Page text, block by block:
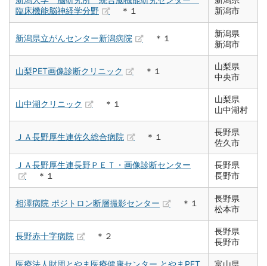
臨床機能脳神経学分野
＊１
新潟市
新潟県立がんセンター新潟病院 ＊１
新潟県
新潟市
山梨PET画像診断クリニック ＊１
山梨県
中央市
山中湖クリニック ＊１
山梨県
山中湖村
ＪＡ長野厚生連佐久総合病院 ＊１
長野県
佐久市
ＪＡ長野厚生連長野ＰＥＴ・画像診断センター
＊１
長野県
長野市
相澤病院 ポジトロン断層撮影センター ＊１
長野県
松本市
長野赤十字病院 ＊２
長野県
長野市
医療法人財団とやま医療健康センター とやまPET
富山県